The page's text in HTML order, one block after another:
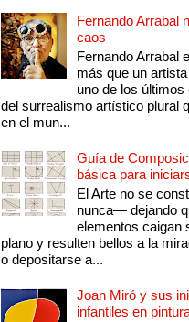
Fernando Arrabal
caos
Fernando Arrabal
más que un
uno de los últimos
del surrealismo artístico plural
en el mun...
Guía de
básica para
El Arte no se
nunca— dejando
elementos caigan
plano y resulten bellos a la
o depositarse a...
Joan Miró y sus
infantiles en